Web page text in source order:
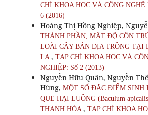
CHÍ KHOA HỌC VÀ CÔNG
6 (2016)
Hoàng Thị Hồng Nghiệp,
THÀNH PHẦN, MẬT ĐỘ CÔN
LOÀI CÂY BẢN ĐỊA TRỒNG TẠI
LA , TẠP CHÍ KHOA HỌC VÀ
NGHIỆP: Số 2 (2013)
Nguyễn Hữu Quân, Nguyễn
Hùng, MỘT SỐ ĐẶC ĐIỂM SINH
QUE HẠI LUỒNG (Baculum
THANH HÓA , TẠP CHÍ KHOA